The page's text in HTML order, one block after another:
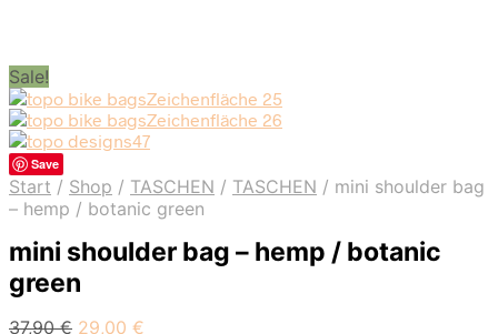
Sale!
Save
Start / Shop / TASCHEN / TASCHEN / mini shoulder bag
– hemp / botanic green
mini shoulder bag – hemp / botanic
green
37,90€ Ursprünglicher
29,00 €